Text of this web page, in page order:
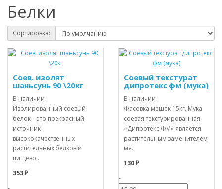
Белки
Сортировка:
Соев. изолят
шаньсунь 90 \20кг
В наличии
Изолированный соевый
белок – это прекрасный
источник
высококачественных
растительных белков и
пищево..
353 ₽
Соевый текстурат
дипротекс фм (мука)
В наличии
Фасовка мешок 15кг. Мука
соевая текстурированная
«Дипротекс ФМ» является
растительным заменителем
мя..
130 ₽
-